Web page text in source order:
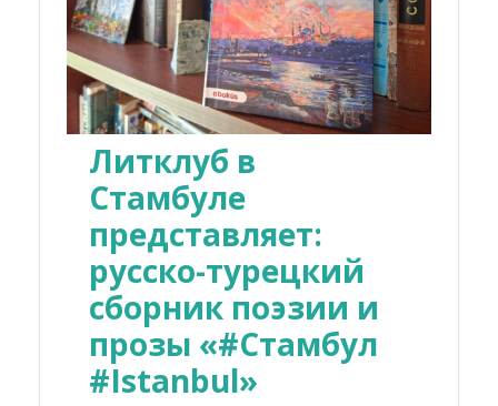
Литклуб в
Стамбуле
представляет:
русско-турецкий
сборник поэзии и
прозы «#Стамбул
#Istanbul»